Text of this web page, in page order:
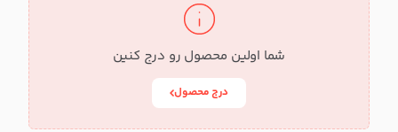
شما اولین محصول رو درج کنین
درج محصول